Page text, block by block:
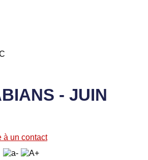
- JUIN